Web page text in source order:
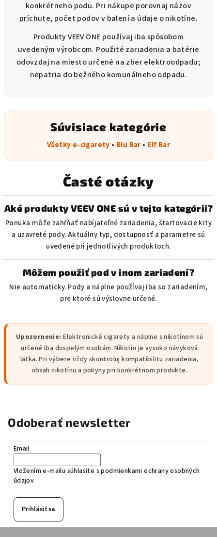
konkrétneho podu. Pri nákupe porovnaj názov
príchute, počet podov v balení a údaje o nikotíne.
Produkty VEEV ONE používaj iba spôsobom
uvedeným výrobcom. Použité zariadenia a batérie
odovzdaj na miesto určené na zber elektroodpadu;
nepatria do bežného komunálneho odpadu.
Súvisiace kategórie
Všetky e-cigarety • Blu Bar • Elf Bar
Časté otázky
Aké produkty VEEV ONE sú v tejto kategórii?
Ponuka môže zahŕňať nabíjateľné zariadenia, štartovacie kity
a uzavreté pody. Aktuálny typ, dostupnosť a parametre sú
uvedené pri jednotlivých produktoch.
Môžem použiť pod v inom zariadení?
Nie automaticky. Pody a náplne používaj iba so zariadením,
pre ktoré sú výslovne určené.
Upozornenie: Elektronické cigarety a náplne s nikotínom sú
určené iba dospelým osobám. Nikotín je vysoko návyková
látka. Pri výbere vždy skontroluj kompatibilitu zariadenia,
obsah nikotínu a pokyny pri konkrétnom produkte.
Odoberať newsletter
Email
Vložením e-mailu súhlasíte spodmienkami ochrany osobných
údajov
Prihlásiť sa